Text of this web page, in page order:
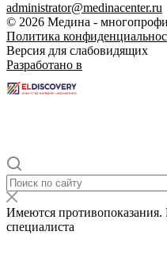
administrator@medinacenter.ru
© 2026 Медина -
Политика
Версия для слабовидящих
Разработано в
Имеются противопоказания.
специалиста